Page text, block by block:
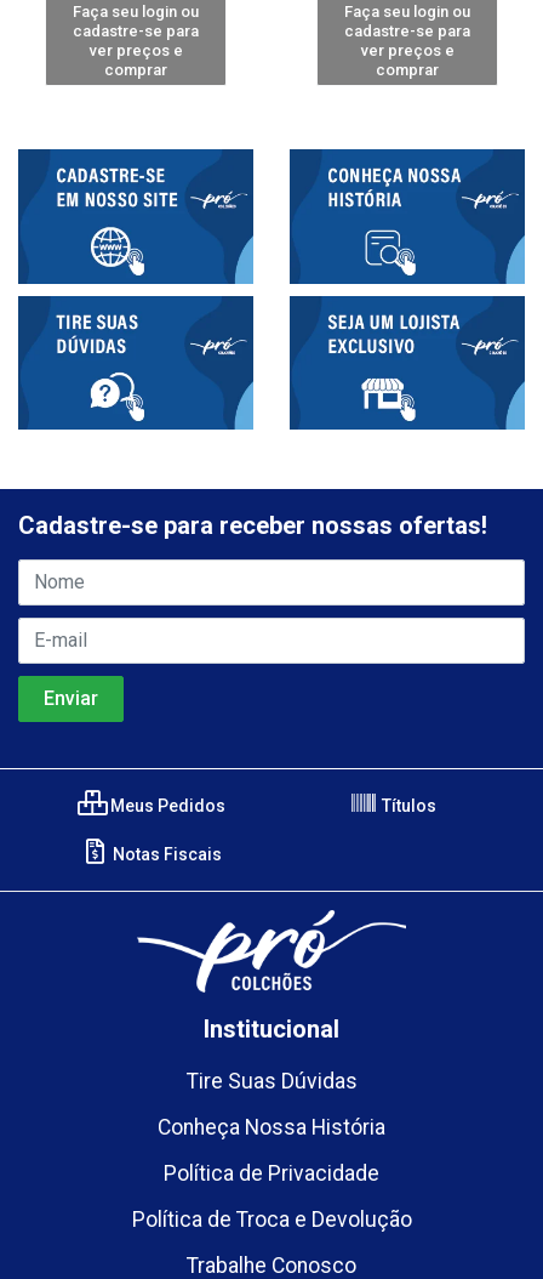
Faça seu login ou
cadastre-se para
ver preços e
comprar
Faça seu login ou
cadastre-se para
ver preços e
comprar
Cadastre-se para receber nossas ofertas!
Meus Pedidos Títulos
Notas Fiscais
Institucional
Tire Suas Dúvidas
Conheça Nossa História
Política de Privacidade
Política de Troca e Devolução
Trabalhe Conosco